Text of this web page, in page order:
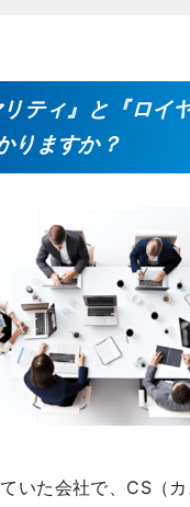
リティ』と『ロイ
りますか？
いた会社で、CS（